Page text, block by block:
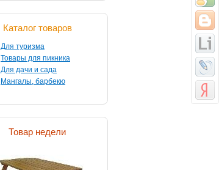
Каталог товаров
Для туризма
Товары для пикника
Для дачи и сада
Мангалы, барбекю
Товар недели